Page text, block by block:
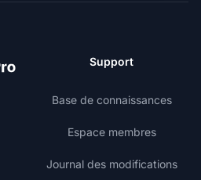
Support
Base de connaissances
Espace membres
Journal des modifications